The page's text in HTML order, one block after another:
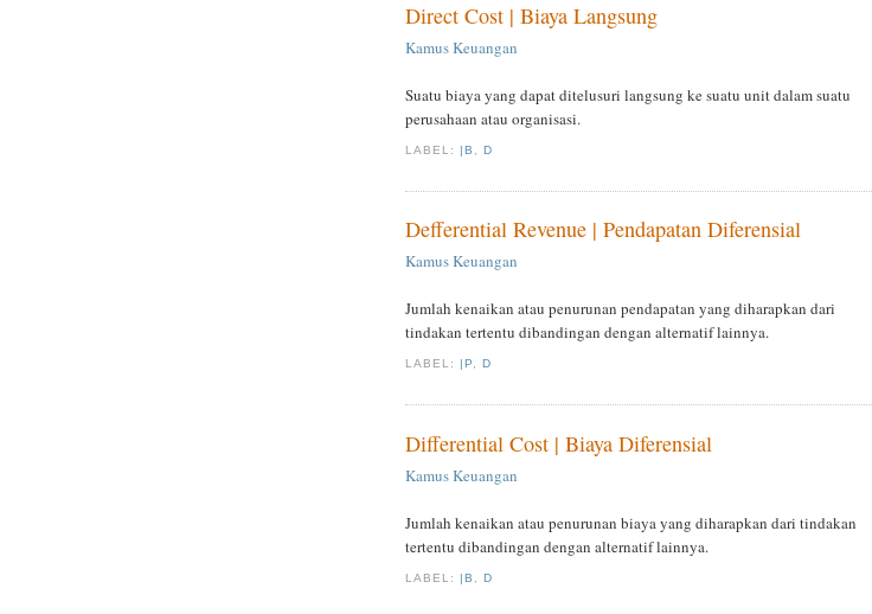
Direct Cost | Biaya Langsung
Kamus Keuangan
Suatu biaya yang dapat ditelusuri langsung ke suatu unit dalam suatu
perusahaan atau organisasi.
LABEL: |B ,D
Defferential Revenue | Pendapatan Diferensial
Kamus Keuangan
Jumlah kenaikan atau penurunan pendapatan yang diharapkan dari
tindakan tertentu dibandingan dengan alternatif lainnya.
LABEL: |P,D
Differential Cost | Biaya Diferensial
Kamus Keuangan
Jumlah kenaikan atau penurunan biaya yang diharapkan dari tindakan
tertentu dibandingan dengan alternatif lainnya.
LABEL: |B ,D